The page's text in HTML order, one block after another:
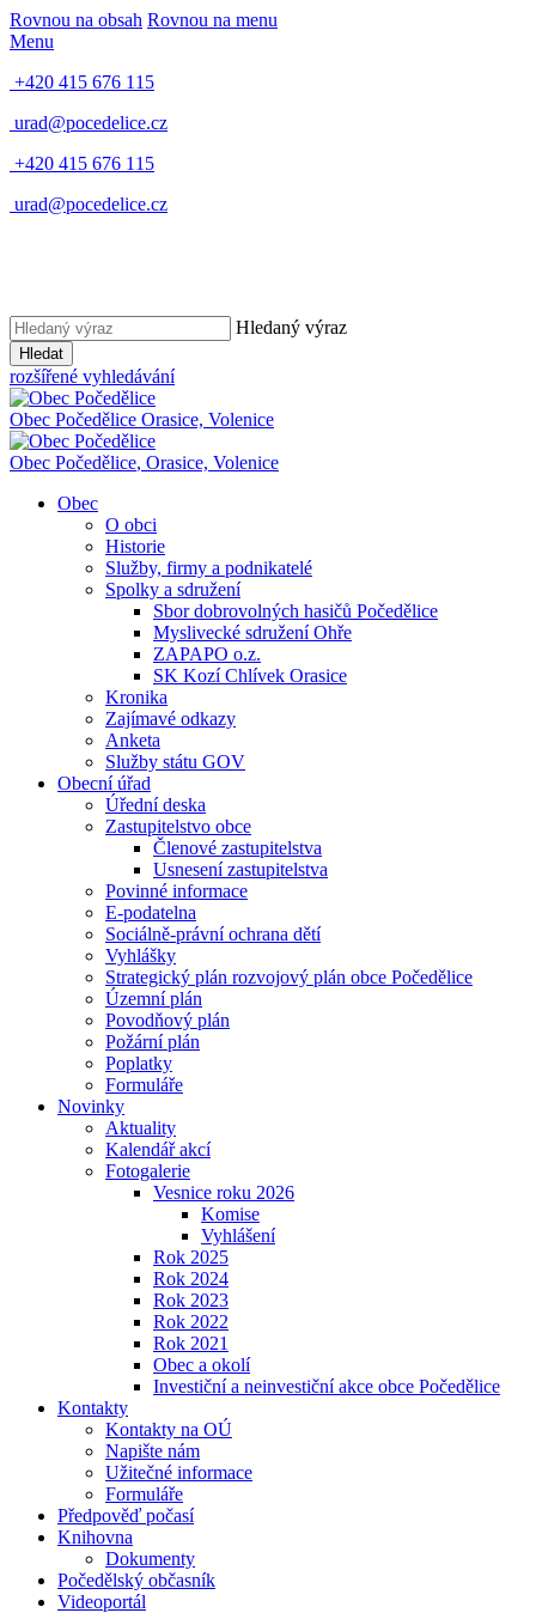
Rovnou na obsah Rovnou na menu
Menu
+420 415 676 115
urad@pocedelice.cz
+420 415 676 115
urad@pocedelice.cz
Hledaný výraz
Hledat
rozšířené vyhledávání
Obec Počedělice Orasice, Volenice
Obec Počedělice, Orasice, Volenice
Obec
O obci
Historie
Služby, firmy a podnikatelé
Spolky a sdružení
Sbor dobrovolných hasičů Počedělice
Myslivecké sdružení Ohře
ZAPAPO o.z.
SK Kozí Chlívek Orasice
Kronika
Zajímavé odkazy
Anketa
Služby státu GOV
Obecní úřad
Úřední deska
Zastupitelstvo obce
Členové zastupitelstva
Usnesení zastupitelstva
Povinné informace
E-podatelna
Sociálně-právní ochrana dětí
Vyhlášky
Strategický plán rozvojový plán obce Počedělice
Územní plán
Povodňový plán
Požární plán
Poplatky
Formuláře
Novinky
Aktuality
Kalendář akcí
Fotogalerie
Vesnice roku 2026
Komise
Vyhlášení
Rok 2025
Rok 2024
Rok 2023
Rok 2022
Rok 2021
Obec a okolí
Investiční a neinvestiční akce obce Počedělice
Kontakty
Kontakty na OÚ
Napište nám
Užitečné informace
Formuláře
Předpověď počasí
Knihovna
Dokumenty
Počedělský občasník
Videoportál